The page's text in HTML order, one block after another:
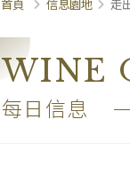
首頁 信息園地 走
WINE
每日信息